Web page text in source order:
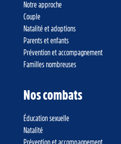
Notre approche
Couple
Natalité et adoptions
Parents et enfants
Prévention et accompagnement
Familles nombreuses
Nos combats
Éducation sexuelle
Natalité